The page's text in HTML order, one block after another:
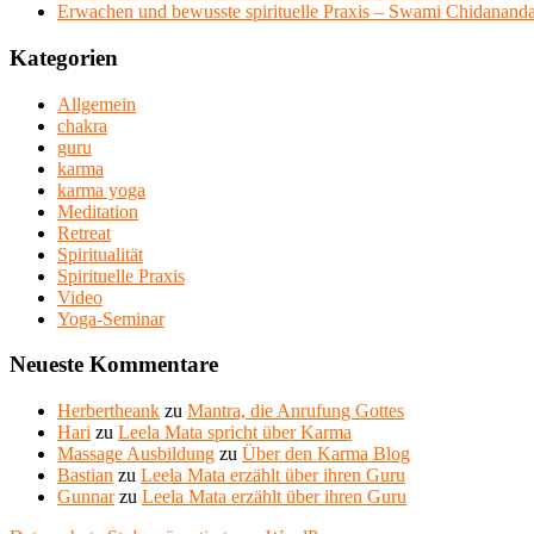
Erwachen und bewusste spirituelle Praxis – Swami
Kategorien
Allgemein
chakra
guru
karma
karma yoga
Meditation
Retreat
Spiritualität
Spirituelle Praxis
Video
Yoga-Seminar
Neueste Kommentare
Herbertheank zu Mantra, die Anrufung Gottes
Hari zu Leela Mata spricht über Karma
Massage Ausbildung zu Über den Karma Blog
Bastian zu Leela Mata erzählt über ihren Guru
Gunnarzu Leela Mata erzählt über ihren Guru